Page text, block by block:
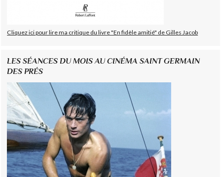
Cliquez ici pour lire ma critique du livre "En fidèle amitié" de Gilles Jacob
LES SÉANCES DU MOIS AU CINÉMA SAINT GERMAIN
DES PRÉS